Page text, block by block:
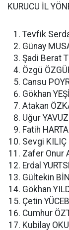
KURUCU İL
Tevfik
Günay
Şadi Berat
Özgü
Cansu
Gökhan
Atakan
Uğur YAVUZ
Fatih
Sevgi KILIÇ
Zafer Onur
Erdal
Gültekin
Gökhan
Çetin
Cumhur
Kubilay